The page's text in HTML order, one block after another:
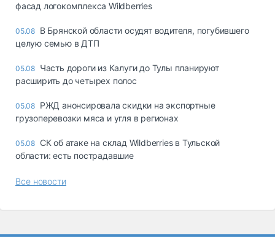
фасад логокомплекса Wildberries
05.08 В Брянской области осудят водителя, погубившего
целую семью в ДТП
05.08 Часть дороги из Калуги до Тулы планируют
расширить до четырех полос
05.08 РЖД анонсировала скидки на экспортные
грузоперевозки мяса и угля в регионах
05.08 СК об атаке на склад Wildberries в Тульской
области: есть пострадавшие
Все новости